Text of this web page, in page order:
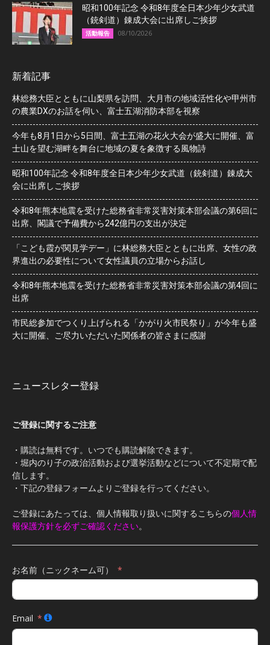
昭和100年記念 令和8年度全日本少年少女武道
（銃剣道）錬成大会に出席しご挨拶
活動報告 08/10/2026
新着記事
林総務大臣とともに山梨県を訪問、大月市の地域活性化や甲州市
の農業DXのお話を伺い、富士五湖消防本部を視察
今年も8月1日から5日間、富士五湖の花火大会が盛大に開催、富
士山を望む湖畔を舞台に地域の夏を象徴する風物詩
昭和100年記念 令和8年度全日本少年少女武道（銃剣道）錬成大
会に出席しご挨拶
令和8年熊本地震を受けた総務省非常災害対策本部会議の第6回に
出席、閣議で予備費から242億円の支出が決定
「こども霞が関見学デー」に林総務大臣とともに出席、女性の政
界進出の必要性について女性議員の立場からお話し
令和8年熊本地震を受けた総務省非常災害対策本部会議の第4回に
出席
市民総参加でつくり上げられる「かがり火市民祭り」が今年も盛
大に開催、ご尽力いただいた関係者の皆さまに感謝
ニュースレター登録
ご登録に関するご注意
・購読は無料です。いつでも購読解除できます。
・堀内のり子の政治活動および選挙活動などについて不定期で配
信します。
・下記の登録フォームよりご登録を行ってください。
ご登録にあたっては、個人情報取り扱いに関するこちらの個人情
報保護方針を必ずご確認ください。
お名前（ニックネーム可）
Email